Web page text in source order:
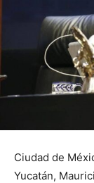
Ciudad de
Yucatán,